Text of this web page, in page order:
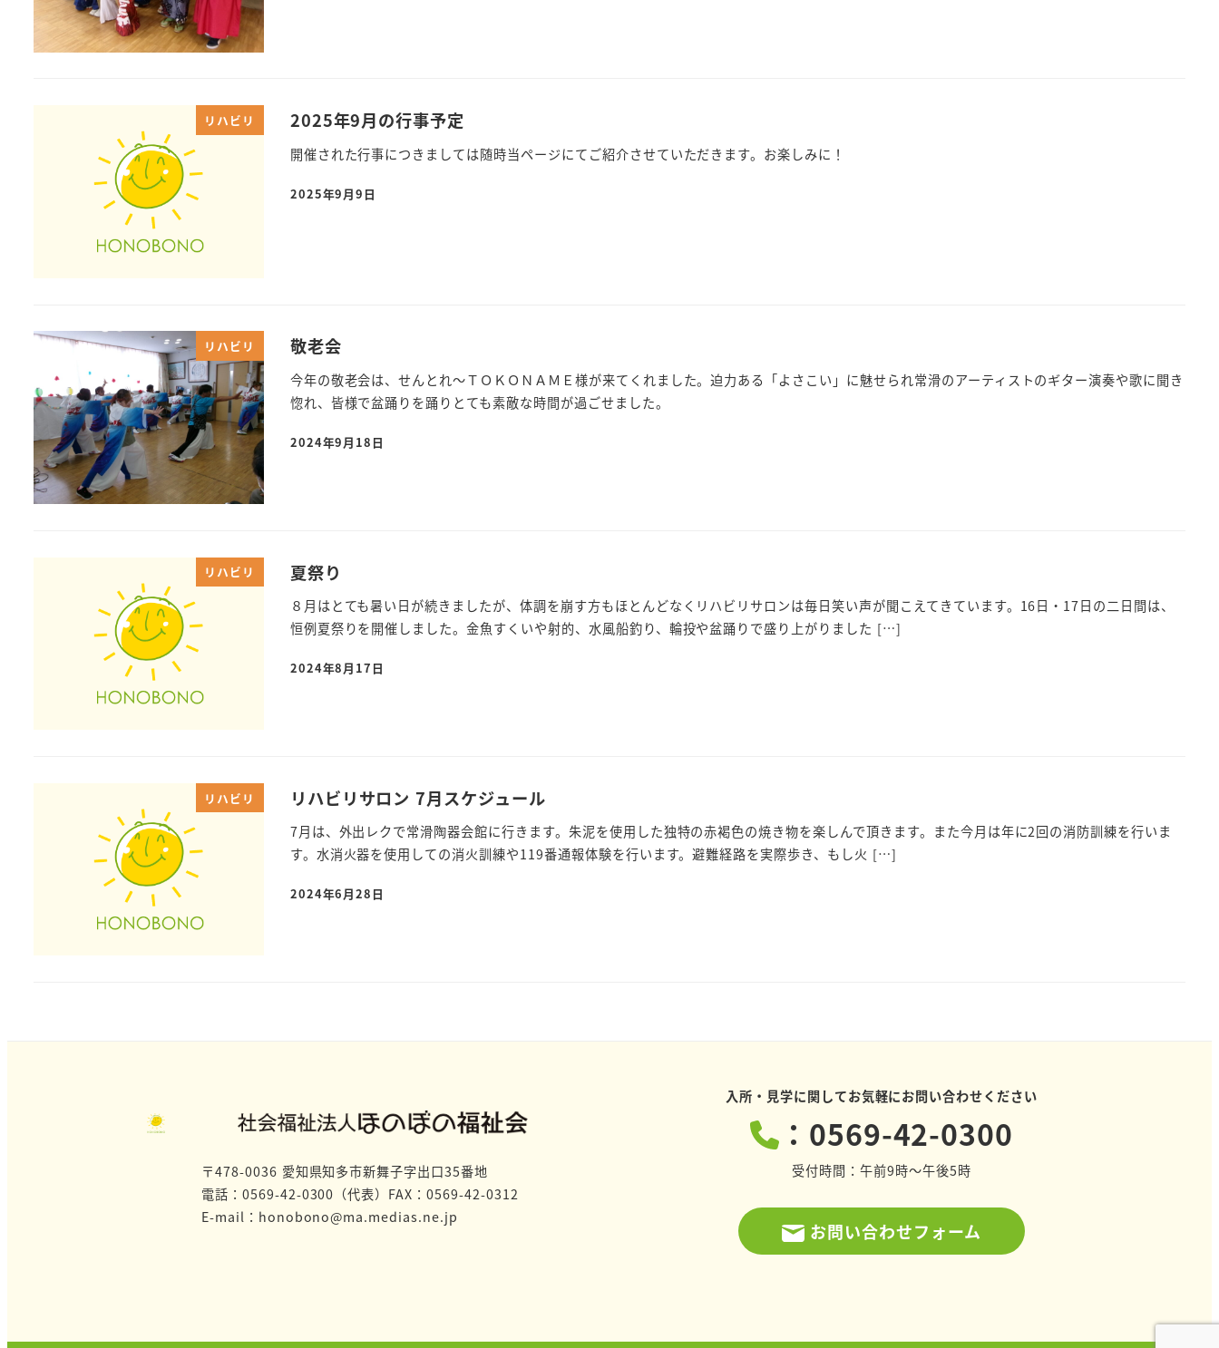
リハビリ 2025年9月の行事予定
開催された行事につきましては随時当ページにてご紹介させていただきます。お楽しみに！
2025年9月9日
リハビリ 敬老会
今年の敬老会は、せんとれ～ＴＯＫＯＮＡＭＥ様が来てくれました。迫力ある「よさこい」に魅せられ常滑のアーティストのギター演奏や歌に聞き
惚れ、皆様で盆踊りを踊りとても素敵な時間が過ごせました。
2024年9月18日
リハビリ 夏祭り
８月はとても暑い日が続きましたが、体調を崩す方もほとんどなくリハビリサロンは毎日笑い声が聞こえてきています。16日・17日の二日間は、
恒例夏祭りを開催しました。金魚すくいや射的、水風船釣り、輪投や盆踊りで盛り上がりました […]
2024年8月17日
リハビリ リハビリサロン 7月スケジュール
7月は、外出レクで常滑陶器会館に行きます。朱泥を使用した独特の赤褐色の焼き物を楽しんで頂きます。また今月は年に2回の消防訓練を行いま
す。水消火器を使用しての消火訓練や119番通報体験を行います。避難経路を実際歩き、もし火 […]
2024年6月28日
〒478-0036 愛知県知多市新舞子字出口35番地
電話：0569-42-0300（代表）FAX：0569-42-0312
E-mail：honobono@ma.medias.ne.jp
入所・見学に関してお気軽にお問い合わせください
：0569-42-0300
受付時間：午前9時～午後5時
お問い合わせフォーム